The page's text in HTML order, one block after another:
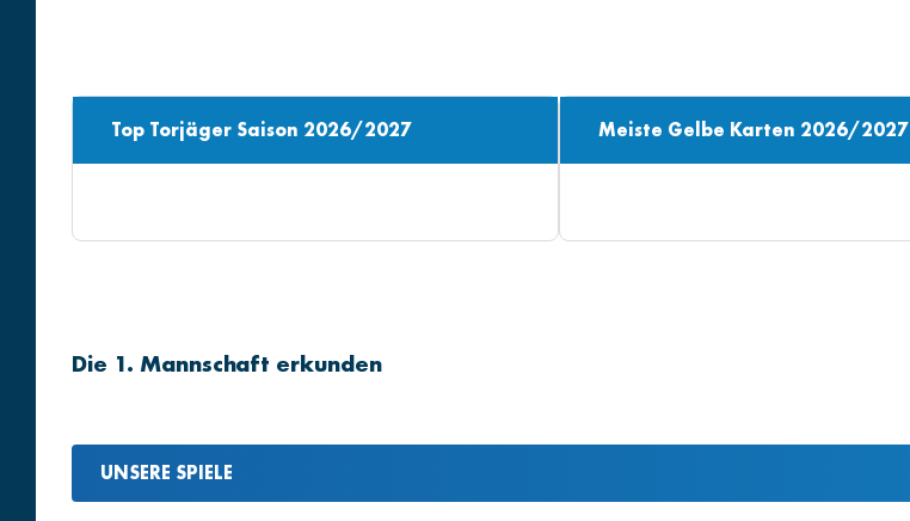
Top Torjäger Saison 2026/2027 Meiste Gelbe Karten 2026/2027
Die 1. Mannschaft erkunden
UNSERE SPIELE